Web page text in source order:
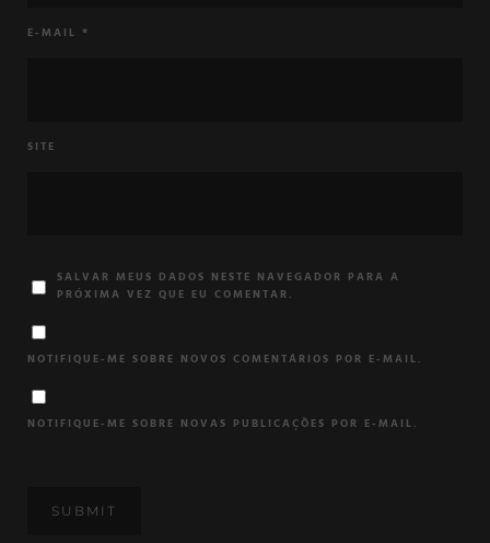
E-MAIL *
SITE
SALVAR MEUS DADOS NESTE NAVEGADOR PARA A
PRÓXIMA VEZ QUE EU COMENTAR.
NOTIFIQUE-ME SOBRE NOVOS COMENTÁRIOS POR E-MAIL.
NOTIFIQUE-ME SOBRE NOVAS PUBLICAÇÕES POR E-MAIL.